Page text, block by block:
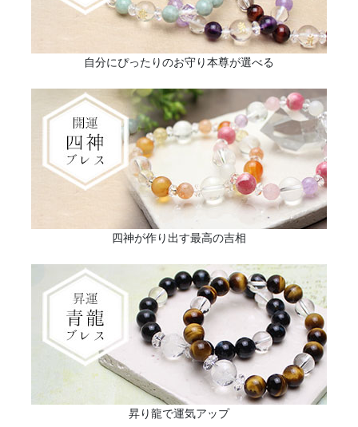
自分にぴったりのお守り本尊が選べる
四神が作り出す最高の吉相
昇り龍で運気アップ